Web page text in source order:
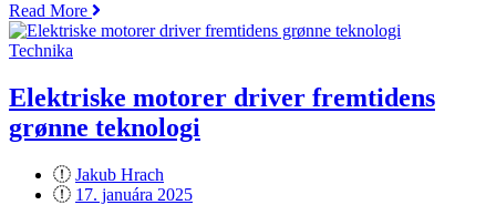
Read More
a
fenntartható
iparért“
Technika
Elektriske motorer driver fremtidens
grønne teknologi
Jakub Hrach
Posted
17. januára 2025